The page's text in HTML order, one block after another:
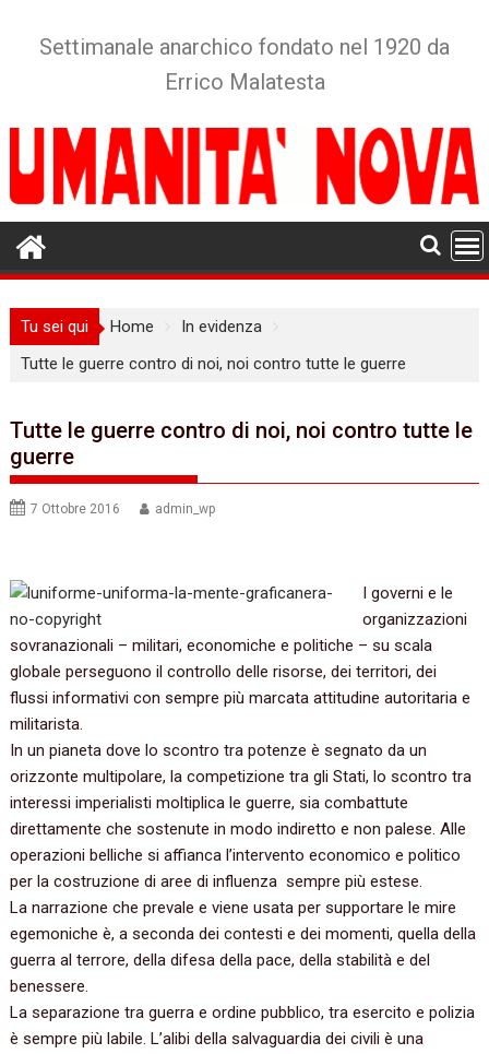
Settimanale anarchico fondato nel 1920 da
Errico Malatesta
Tu sei qui Home
In evidenza
Tutte le guerre contro di noi, noi contro tutte le guerre
Tutte le guerre contro di noi, noi contro tutte le
guerre
7 Ottobre 2016 admin_wp
I governi e le
organizzazioni
sovranazionali – militari, economiche e politiche – su scala
globale perseguono il controllo delle risorse, dei territori, dei
flussi informativi con sempre più marcata attitudine autoritaria e
militarista.
In un pianeta dove lo scontro tra potenze è segnato da un
orizzonte multipolare, la competizione tra gli Stati, lo scontro tra
interessi imperialisti moltiplica le guerre, sia combattute
direttamente che sostenute in modo indiretto e non palese. Alle
operazioni belliche si affianca l’intervento economico e politico
per la costruzione di aree di influenza sempre più estese.
La narrazione che prevale e viene usata per supportare le mire
egemoniche è, a seconda dei contesti e dei momenti, quella della
guerra al terrore, della difesa della pace, della stabilità e del
benessere.
La separazione tra guerra e ordine pubblico, tra esercito e polizia
è sempre più labile. L’alibi della salvaguardia dei civili è una